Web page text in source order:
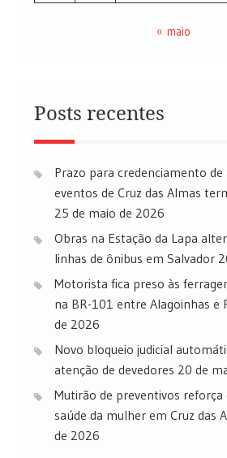
« maio
Posts recentes
Prazo para credenciamento
eventos de Cruz das Almas
25 de maio de 2026
Obras na Estação da Lapa
linhas de ônibus em Salvador
Motorista fica preso às
na BR-101 entre Alagoinhas e
de 2026
Novo bloqueio judicial
atenção de devedores 20 de
Mutirão de preventivos reforça
saúde da mulher em Cruz das
de 2026